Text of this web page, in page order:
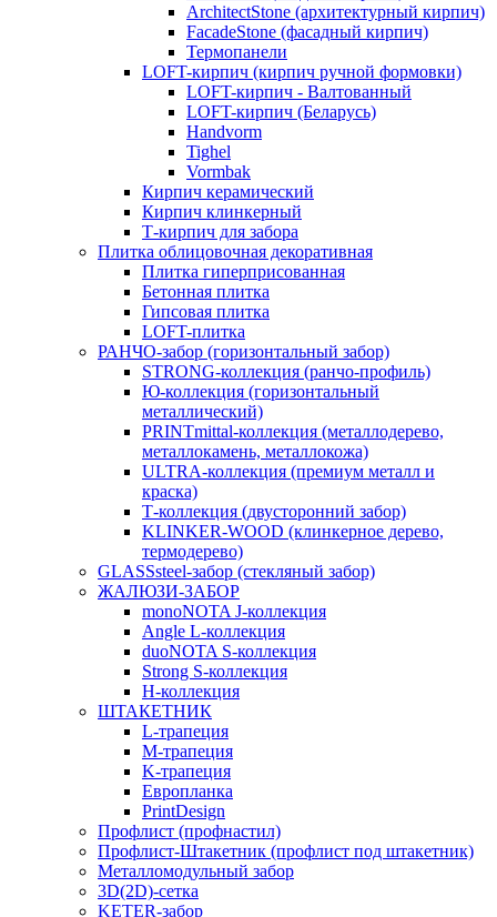
ArchitectStone (архитектурный кирпич)
FacadeStone (фасадный кирпич)
Термопанели
LOFT-кирпич (кирпич ручной формовки)
LOFT-кирпич - Валтованный
LOFT-кирпич (Беларусь)
Handvorm
Tighel
Vormbak
Кирпич керамический
Кирпич клинкерный
Т-кирпич для забора
Плитка облицовочная декоративная
Плитка гиперприсованная
Бетонная плитка
Гипсовая плитка
LOFT-плитка
РАНЧО-забор (горизонтальный забор)
STRONG-коллекция (ранчо-профиль)
Ю-коллекция (горизонтальный
металлический)
PRINTmittal-коллекция (металлодерево,
металлокамень, металлокожа)
ULTRA-коллекция (премиум металл и
краска)
Т-коллекция (двусторонний забор)
KLINKER-WOOD (клинкерное дерево,
термодерево)
GLASSsteel-забор (стекляный забор)
ЖАЛЮЗИ-ЗАБОР
monoNOTA J-коллекция
Angle L-коллекция
duoNOTA S-коллекция
Strong S-коллекция
H-коллекция
ШТАКЕТНИК
L-трапеция
M-трапеция
K-трапеция
Европланка
PrintDesign
Профлист (профнастил)
Профлист-Штакетник (профлист под штакетник)
Металломодульный забор
3D(2D)-сетка
KETER-забор